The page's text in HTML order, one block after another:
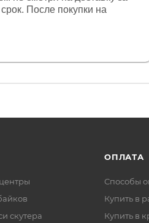
После покупки на
представители магазина
проблема была решена.
к клиенту после
скутера
ОПЛАТА
Способы
Купить в
Купить в